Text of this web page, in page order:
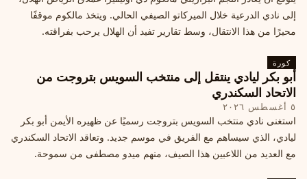
إلى نادي الدرعية خلال الميركاتو الصيفي الحالي. ويتخذ مالكوم موقفًا
محيرًا من هذا الانتقال، وسط تقارير تفيد أن الهلال يرحب بفراقته.
كورة
أبو بكر ليادي ينتقل إلى منتخب السويس بتروجت من
الاتحاد السكندري
٥ أغسطس ٢٠٢٦
استغنى نادي منتخب السويس بتروجت رسميًا عن ظهيره الأيمن أبو بكر
ليادي، الذي سيساهم مع الفريق في موسم جديد. وتعاقد الاتحاد السكندري
مع العديد من اللاعبين هذا الصيف، منهم ميدو مصطفى من سموحة.